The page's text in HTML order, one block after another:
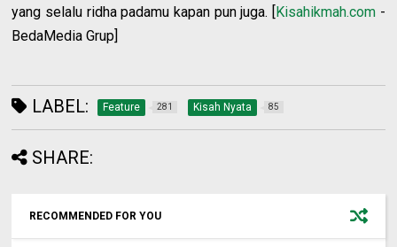
yang selalu ridha padamu kapan pun juga. [
Kisahikmah.com-
BedaMedia Grup]
LABEL: Feature 281 Kisah Nyata 85
SHARE:
RECOMMENDED FOR YOU